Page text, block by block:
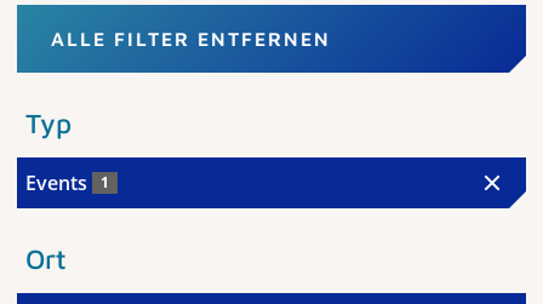
ALLE FILTER ENTFERNEN
Typ
Events 1
Ort